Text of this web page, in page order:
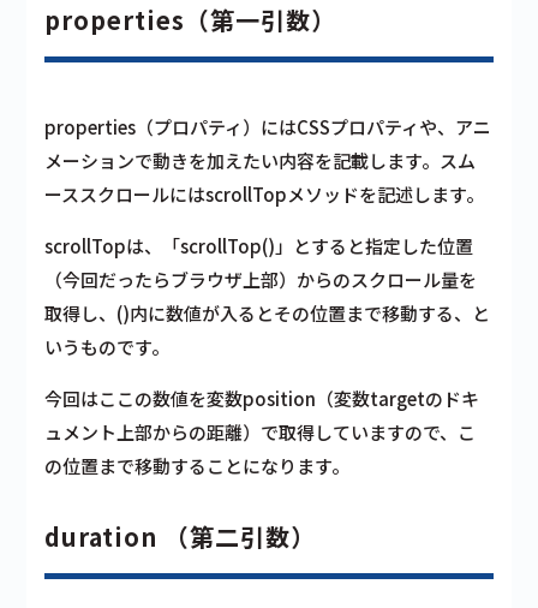
properties（第一引数）
properties（プロパティ） にはCSSプロパティや、 アニ
メーションで動きを加えたい内容を記載します。スム
ーススクロールにはscrollTopメソッドを記述します。
scrollTopは、「scrollTop()」とすると指定した位置
（今回だったらブラウザ上部）からのスクロール量を
取得し、()内に数値が入るとその位置まで移動する、と
いうものです。
今回はここの数値を変数position（変数targetのドキ
ュメント上部からの距離）で取得していますので、こ
の位置まで移動することになります。
duration （第二引数）